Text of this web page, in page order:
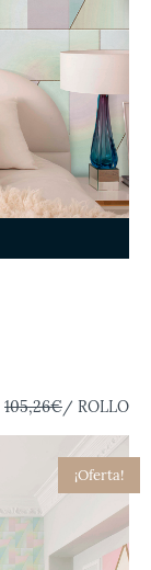
105,26€/ ROLLO
¡Oferta!